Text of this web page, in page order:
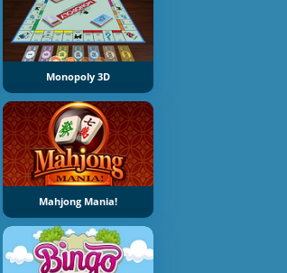
Monopoly 3D
Mahjong Mania!